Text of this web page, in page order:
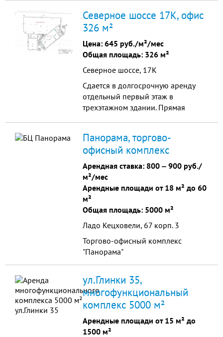
Северное шоссе 17К, офис
326 м²
Цена: 645 руб./м²/мес
Общая площадь: 326 м²
Северное шоссе, 17К
Сдается в долгосрочную аренду
отдельный первый этаж в
трехэтажном здании. Прямая
Прекрасное расположение на
первой линии Северного шоссе —
высокая проходимость и
проезжаемость. Планировка и
состояние: Тип планировки:
Смешанная. Входная группа: Два ...
Панорама, торгово-
офисный комплекс
Арендная ставка: 800 ‒ 900 руб./
м²/мес
Арендные площади от 18 м² до 60
м²
Общая площадь: 5000 м²
Ладо Кецховели, 67 корп. 3
Торгово-офисный комплекс
"Панорама"
ул.Глинки 35,
многофункциональный
комплекс 5000 м²
Арендные площади от 15 м² до
1500 м²